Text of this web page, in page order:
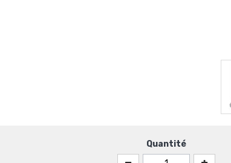
Quantité